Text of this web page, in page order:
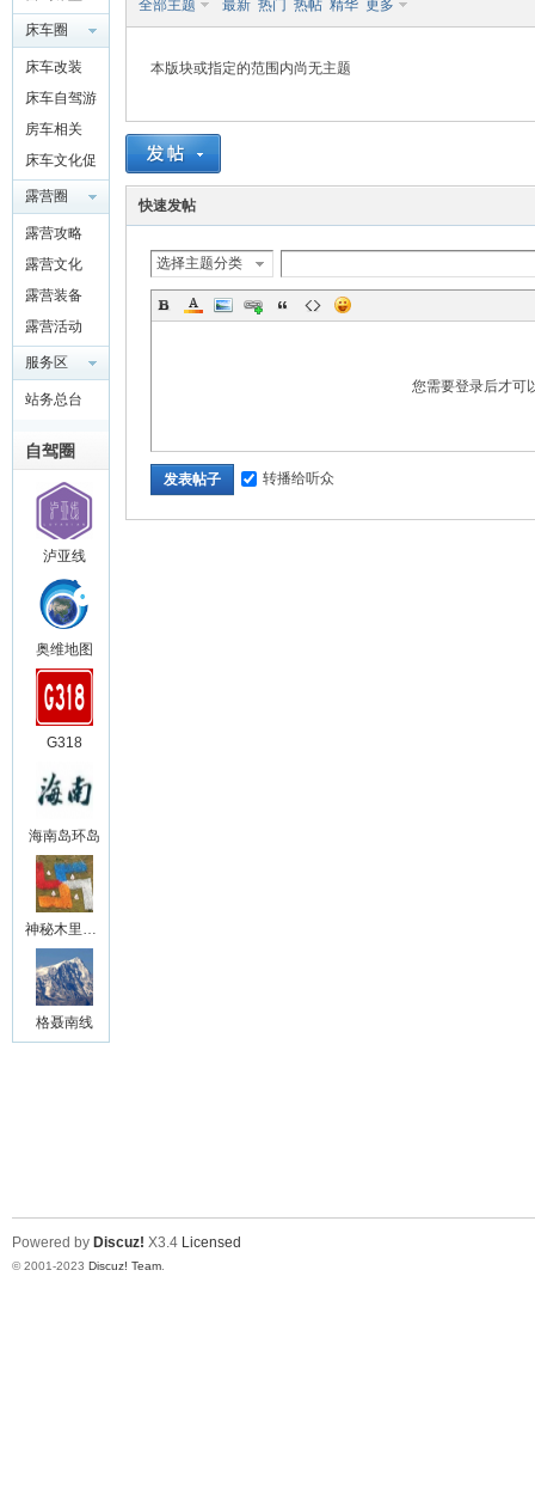
床车圈
QQ群
4697975
91
床车改装
床车自驾游
房车相关
床车文化促
进交流
露营圈
露营攻略
露营文化
露营装备
露营活动
服务区
站务总台
自驾圈
泸亚线
奥维地图
G318
海南岛环岛
神秘木里王国
格聂南线
全部主题 最新 热门 热帖 精华 更多
本版块或指定的范围内尚无主题
快速发帖
选择主题分类
您需要登录后才可
发表帖子 转播给听众
Powered by Discuz! X3.4 Licensed
© 2001-2023 Discuz! Team